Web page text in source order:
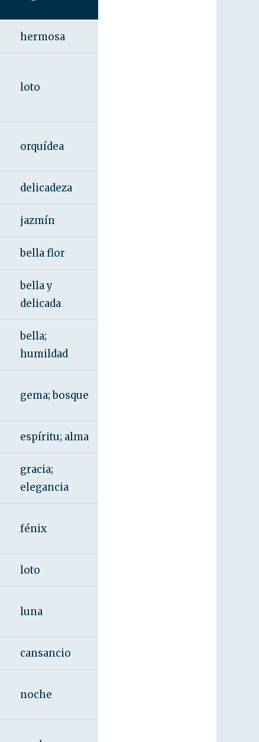
hermosa
loto
orquídea
delicadeza
jazmín
bella flor
bella y
delicada
bella;
humildad
gema; bosque
espíritu; alma
gracia;
elegancia
fénix
loto
luna
cansancio
noche